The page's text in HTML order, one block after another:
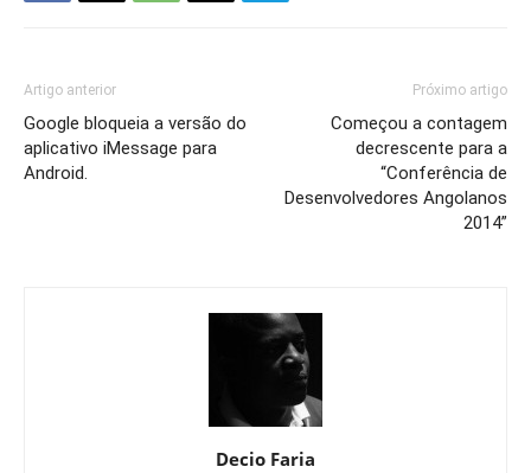
Artigo anterior
Google bloqueia a versão do
aplicativo iMessage para
Android.
Próximo artigo
Começou a contagem
decrescente para a
“Conferência de
Desenvolvedores Angolanos
2014”
Decio Faria